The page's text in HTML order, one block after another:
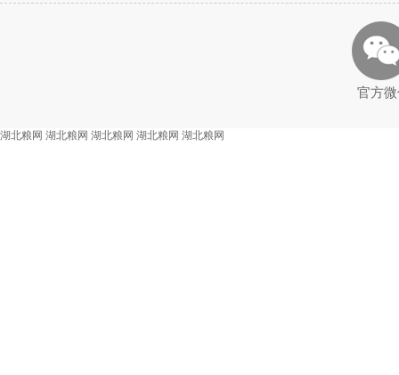
官方
湖北粮网 湖北粮网 湖北粮网 湖北粮网 湖北粮网